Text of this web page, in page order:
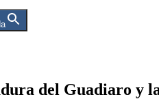
del Guadiaro y